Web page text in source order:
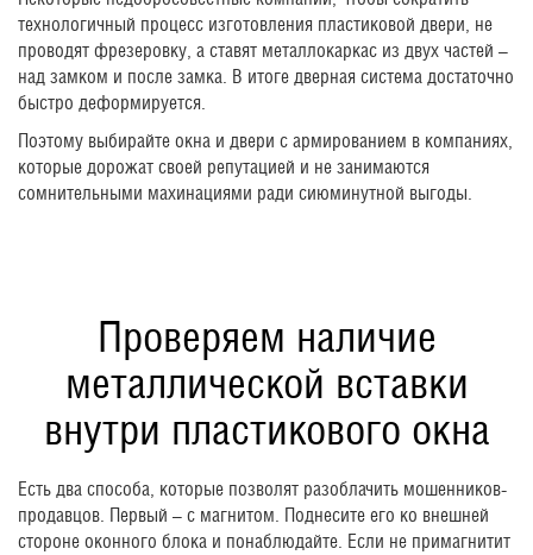
технологичный процесс изготовления пластиковой двери, не
проводят фрезеровку, а ставят металлокаркас из двух частей –
над замком и после замка. В итоге дверная система достаточно
быстро деформируется.
Поэтому выбирайте окна и двери с армированием в компаниях,
которые дорожат своей репутацией и не занимаются
сомнительными махинациями ради сиюминутной выгоды.
Проверяем наличие
металлической вставки
внутри пластикового окна
Есть два способа, которые позволят разоблачить мошенников-
продавцов. Первый – с магнитом. Поднесите его ко внешней
стороне оконного блока и понаблюдайте. Если не примагнитит